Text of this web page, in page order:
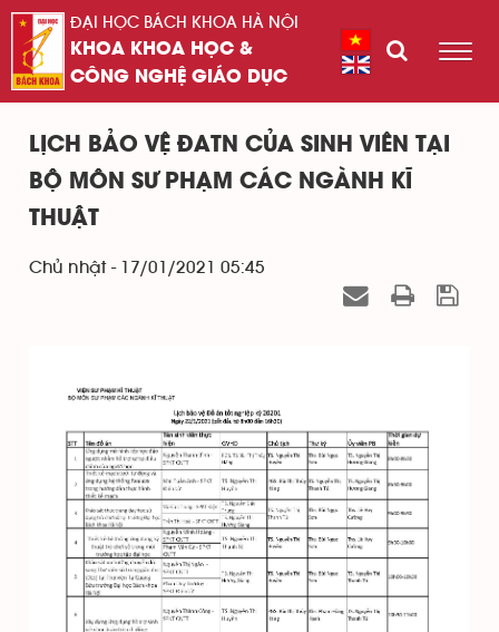
ĐẠI HỌC BÁCH KHOA HÀ NỘI
KHOA KHOA HỌC &
CÔNG NGHỆ GIÁO DỤC
LỊCH BẢO VỆ ĐATN CỦA SINH VIÊN TẠI
BỘ MÔN SƯ PHẠM CÁC NGÀNH KĨ
THUẬT
Chủ nhật - 17/01/2021 05:45